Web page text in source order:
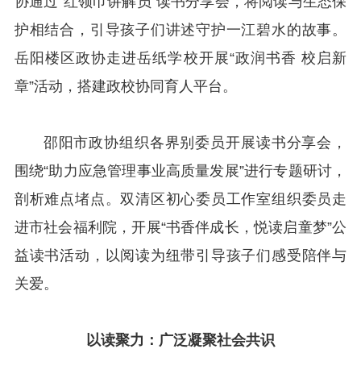
护相结合，引导孩子们讲述守护一江碧水的故事。
岳阳楼区政协走进岳纸学校开展“政润书香 校启新
章”活动，搭建政校协同育人平台。
邵阳市政协组织各界别委员开展读书分享会，
围绕“助力应急管理事业高质量发展”进行专题研讨，
剖析难点堵点。双清区初心委员工作室组织委员走
进市社会福利院，开展“书香伴成长，悦读启童梦”公
益读书活动，以阅读为纽带引导孩子们感受陪伴与
关爱。
以读聚力： 广泛凝聚社会共识